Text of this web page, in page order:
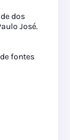
dos
José.
fontes